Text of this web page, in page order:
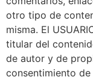
otro tipo de
misma. El
titular del
de autor y de
consentimiento